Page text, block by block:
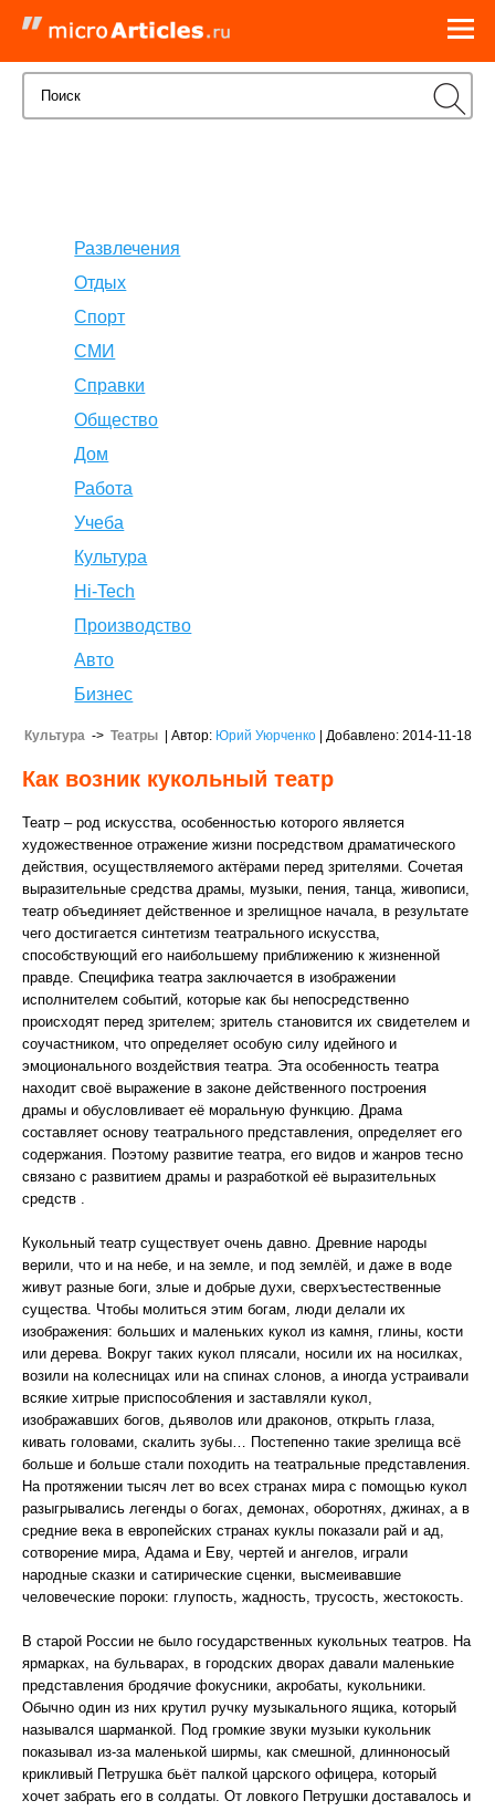
Развлечения
Отдых
Спорт
СМИ
Справки
Общество
Дом
Работа
Учеба
Культура
Hi-Tech
Производство
Авто
Бизнес
Культура-> Театры| Автор: Юрий Уюрченко| Добавлено: 2014-11-18
Как возник кукольный театр
Театр – род искусства, особенностью которого является
художественное отражение жизни посредством драматического
действия, осуществляемого актёрами перед зрителями. Сочетая
выразительные средства драмы, музыки, пения, танца, живописи,
театр объединяет действенное и зрелищное начала, в результате
чего достигается синтетизм театрального искусства,
способствующий его наибольшему приближению к жизненной
правде. Специфика театра заключается в изображении
исполнителем событий, которые как бы непосредственно
происходят перед зрителем; зритель становится их свидетелем и
соучастником, что определяет особую силу идейного и
эмоционального воздействия театра. Эта особенность театра
находит своё выражение в законе действенного построения
драмы и обусловливает её моральную функцию. Драма
составляет основу театрального представления, определяет его
содержания. Поэтому развитие театра, его видов и жанров тесно
связано с развитием драмы и разработкой её выразительных
средств .
Кукольный театр существует очень давно. Древние народы
верили, что и на небе, и на земле, и под землёй, и даже в воде
живут разные боги, злые и добрые духи, сверхъестественные
существа. Чтобы молиться этим богам, люди делали их
изображения: больших и маленьких кукол из камня, глины, кости
или дерева. Вокруг таких кукол плясали, носили их на носилках,
возили на колесницах или на спинах слонов, а иногда устраивали
всякие хитрые приспособления и заставляли кукол,
изображавших богов, дьяволов или драконов, открыть глаза,
кивать головами, скалить зубы… Постепенно такие зрелища всё
больше и больше стали походить на театральные представления.
На протяжении тысяч лет во всех странах мира с помощью кукол
разыгрывались легенды о богах, демонах, оборотнях, джинах, а в
средние века в европейских странах куклы показали рай и ад,
сотворение мира, Адама и Еву, чертей и ангелов, играли
народные сказки и сатирические сценки, высмеивавшие
человеческие пороки: глупость, жадность, трусость, жестокость.
В старой России не было государственных кукольных театров. На
ярмарках, на бульварах, в городских дворах давали маленькие
представления бродячие фокусники, акробаты, кукольники.
Обычно один из них крутил ручку музыкального ящика, который
назывался шарманкой. Под громкие звуки музыки кукольник
показывал из-за маленькой ширмы, как смешной, длинноносый
крикливый Петрушка бьёт палкой царского офицера, который
хочет забрать его в солдаты. От ловкого Петрушки доставалось и